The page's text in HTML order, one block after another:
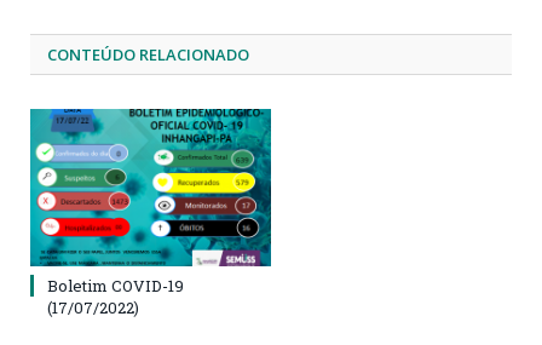
CONTEÚDO RELACIONADO
Boletim COVID-19
(17/07/2022)